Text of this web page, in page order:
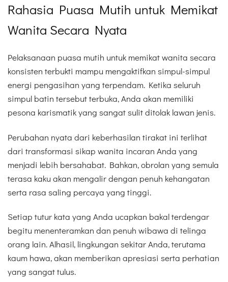
Rahasia Puasa Mutih untuk Memikat
Wanita Secara Nyata
Pelaksanaan puasa mutih untuk memikat wanita secara
konsisten terbukti mampu mengaktifkan simpul-simpul
energi pengasihan yang terpendam. Ketika seluruh
simpul batin tersebut terbuka, Anda akan memiliki
pesona karismatik yang sangat sulit ditolak lawan jenis.
Perubahan nyata dari keberhasilan tirakat ini terlihat
dari transformasi sikap wanita incaran Anda yang
menjadi lebih bersahabat. Bahkan, obrolan yang semula
terasa kaku akan mengalir dengan penuh kehangatan
serta rasa saling percaya yang tinggi.
Setiap tutur kata yang Anda ucapkan bakal terdengar
begitu menenteramkan dan penuh wibawa di telinga
orang lain. Alhasil, lingkungan sekitar Anda, terutama
kaum hawa, akan memberikan apresiasi serta perhatian
yang sangat tulus.